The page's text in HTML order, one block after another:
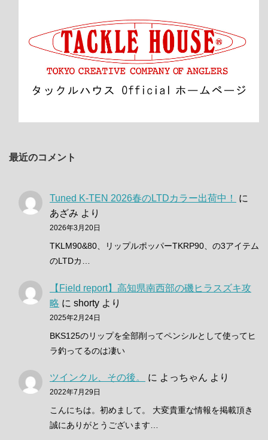
最近のコメント
Tuned K-TEN 2026春のLTDカラー出荷中！
に
あざみ より
2026年3月20日
TKLM90&80、リップルポッパーTKRP90、の3アイテム
のLTDカ…
【Field report】高知県南西部の磯ヒラスズキ攻
略 に shorty より
2025年2月24日
BKS125のリップを全部削ってペンシルとして使ってヒ
ラ釣ってるのは凄い
ツインクル、その後。 に よっちゃん より
2022年7月29日
こんにちは。初めまして。 大変貴重な情報を掲載頂き
誠にありがとうございます…